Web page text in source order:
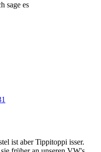
sage es
ist aber Tippitoppi isser.